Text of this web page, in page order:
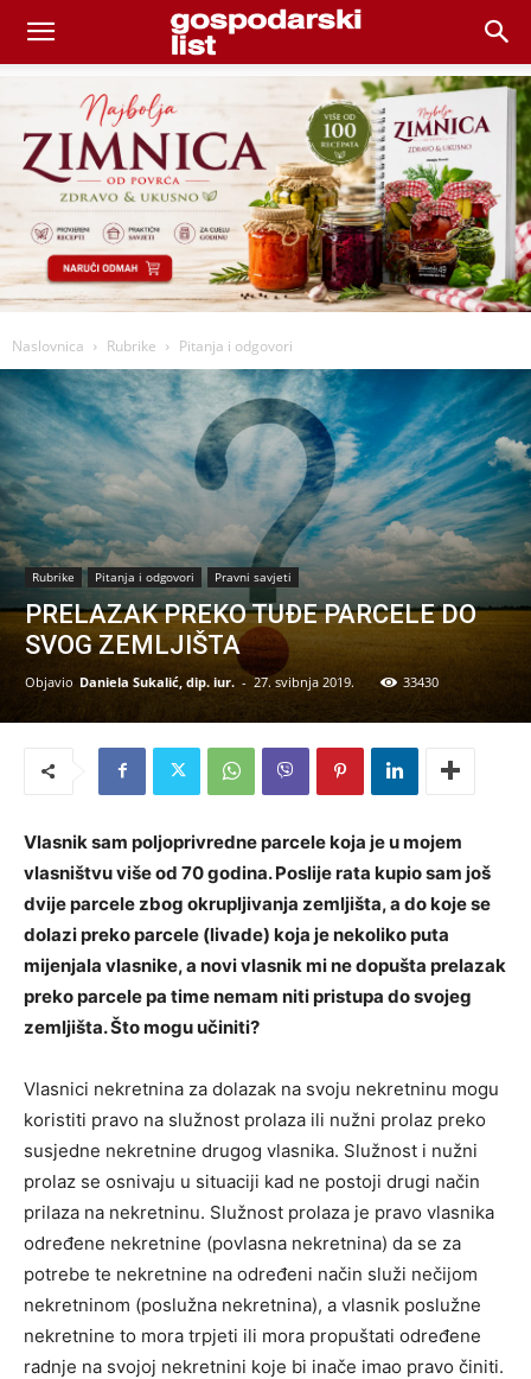
Naslovnica Rubrike Pitanja i odgovori
Rubrike Pitanja i odgovori Pravni savjeti
PRELAZAK PREKO TUĐE PARCELE DO
SVOG ZEMLJIŠTA
Objavio Daniela Sukalić, dip. iur. - 27. svibnja 2019. 33430
Vlasnik sam poljoprivredne parcele koja je u mojem
vlasništvu više od 70 godina. Poslije rata kupio sam još
dvije parcele zbog okrupljivanja zemljišta, a do koje se
dolazi preko parcele (livade) koja je nekoliko puta
mijenjala vlasnike, a novi vlasnik mi ne dopušta prelazak
preko parcele pa time nemam niti pristupa do svojeg
zemljišta. Što mogu učiniti?
Vlasnici nekretnina za dolazak na svoju nekretninu mogu
koristiti pravo na služnost prolaza ili nužni prolaz preko
susjedne nekretnine drugog vlasnika. Služnost i nužni
prolaz se osnivaju u situaciji kad ne postoji drugi način
prilaza na nekretninu. Služnost prolaza je pravo vlasnika
određene nekretnine (povlasna nekretnina) da se za
potrebe te nekretnine na određeni način služi nečijom
nekretninom (poslužna nekretnina), a vlasnik poslužne
nekretnine to mora trpjeti ili mora propuštati određene
radnje na svojoj nekretnini koje bi inače imao pravo činiti.